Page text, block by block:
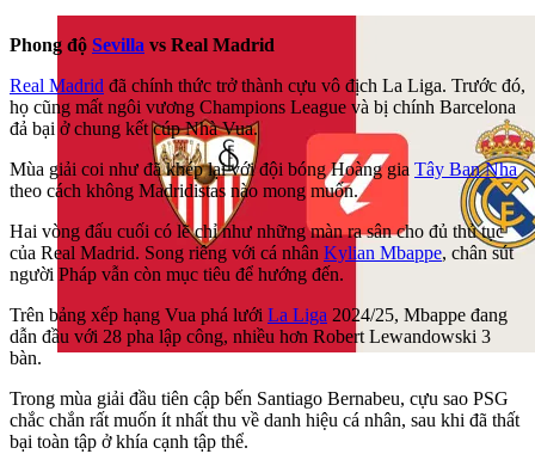
Phong độ Sevilla vs Real Madrid
Real Madrid đã chính thức trở thành cựu vô địch La Liga. Trước đó,
họ cũng mất ngôi vương Champions League và bị chính Barcelona
đả bại ở chung kết cúp Nhà Vua.
Mùa giải coi như đã khép lại với đội bóng Hoàng gia Tây Ban Nha
theo cách không Madridistas nào mong muốn.
Hai vòng đấu cuối có lẽ chỉ như những màn ra sân cho đủ thủ tục
của Real Madrid. Song riêng với cá nhân Kylian Mbappe, chân sút
người Pháp vẫn còn mục tiêu để hướng đến.
Trên bảng xếp hạng Vua phá lưới La Liga 2024/25, Mbappe đang
dẫn đầu với 28 pha lập công, nhiều hơn Robert Lewandowski 3
bàn.
Trong mùa giải đầu tiên cập bến Santiago Bernabeu, cựu sao PSG
chắc chắn rất muốn ít nhất thu về danh hiệu cá nhân, sau khi đã thất
bại toàn tập ở khía cạnh tập thể.